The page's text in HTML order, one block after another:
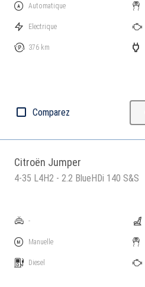
Automatique
Electrique
376 km
Comparez
Citroën Jumper
4-35 L4H2 - 2.2 BlueHDi 140 S&S
-
Manuelle
Diesel